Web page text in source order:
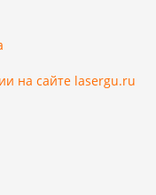
на сайте lasergu.ru